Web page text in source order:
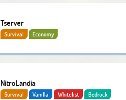
Tserver
Survival Economy
NitroLandia
Survival Vanilla Whitelist Bedrock